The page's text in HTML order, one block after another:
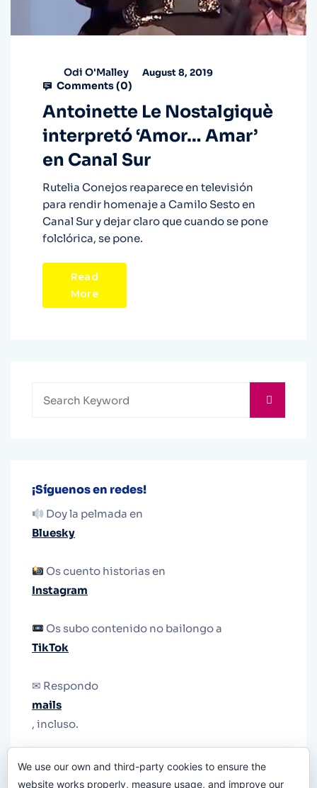
Odi O'Malley August 8, 2019
Comments (0)
Antoinette Le Nostalgiquè
interpretó ‘Amor… Amar’
en Canal Sur
Rutelia Conejos reaparece en televisión
para rendir homenaje a Camilo Sesto en
Canal Sur y dejar claro que cuando se pone
folclórica, se pone.
Read
More
¡Síguenos en redes!
Doy la pelmada en
Bluesky
Os cuento historias en
Instagram
Os subo contenido no bailongo a
TikTok
✉ Respondo
mails
, incluso.
le quiten el teléfono.
We use our own and third-party cookies to ensure the
website works properly, measure usage, and improve our